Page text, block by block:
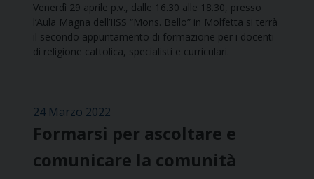
Venerdì 29 aprile p.v., dalle 16.30 alle 18.30, presso
l’Aula Magna dell’IISS “Mons. Bello” in Molfetta si terrà
il secondo appuntamento di formazione per i docenti
di religione cattolica, specialisti e curriculari.
24 Marzo 2022
Formarsi per ascoltare e
comunicare la comunità